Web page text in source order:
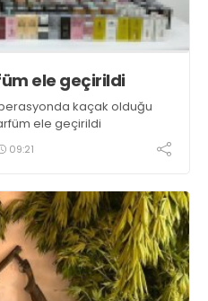
ele geçirildi
kaçak olduğu
ele geçirildi
09:21